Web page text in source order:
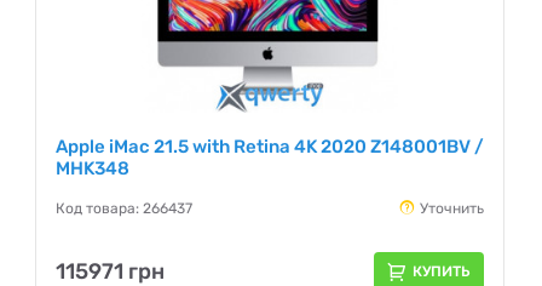
Apple iMac 21.5 with Retina 4K 2020 Z148001BV /
MHK348
Код товара: 266437 Уточнить
115971 грн КУПИТЬ